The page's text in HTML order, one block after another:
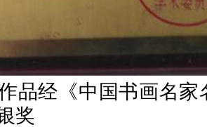
经《中国书画名家
奖